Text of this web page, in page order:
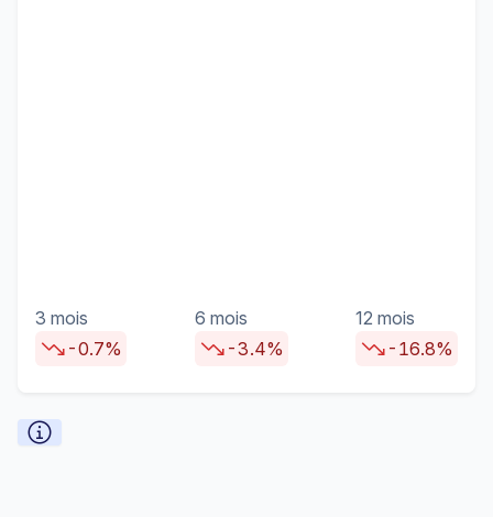
3 mois
-0.7%
6 mois
-3.4%
12 mois
-16.8%